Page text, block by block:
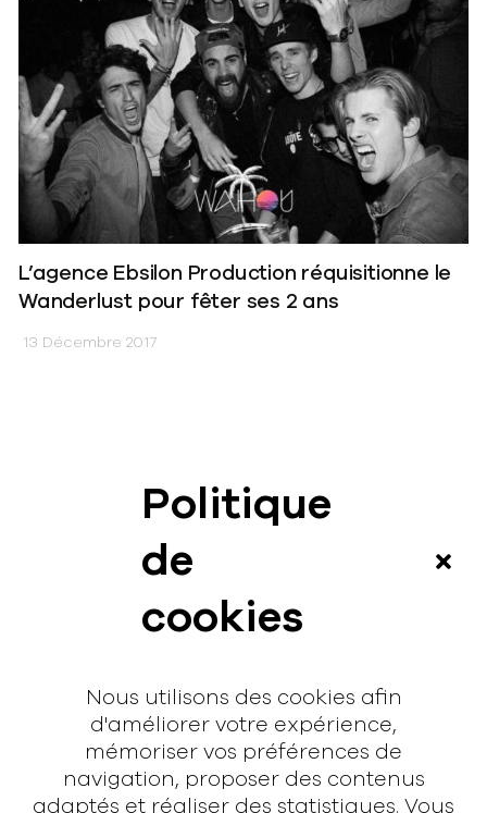
Politique
de
cookies
Nous utilisons des cookies afin
d'améliorer votre expérience,
mémoriser vos préférences de
navigation, proposer des contenus
adaptés et réaliser des statistiques. Vous
L’agence Ebsilon Production réquisitionne le
Wanderlust pour fêter ses 2 ans
13 Décembre 2017
Interview
Contact
hello@rodmusic.fr
SubmitHub